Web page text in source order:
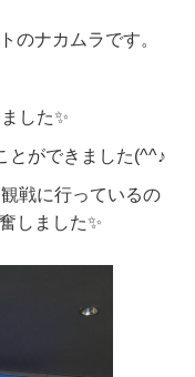
のナカムラです。
した✨
とができました(^^♪
戦に行っているの
しました✨